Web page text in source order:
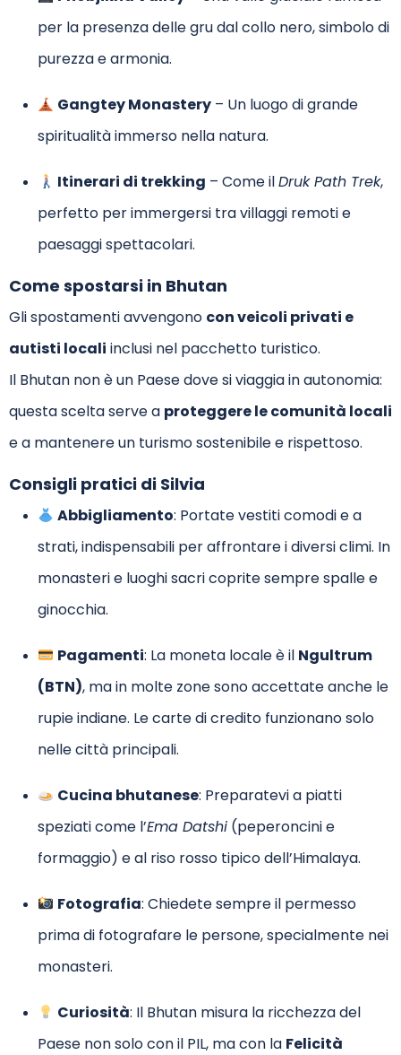
per la presenza delle gru dal collo nero, simbolo di
purezza e armonia.
Gangtey Monastery – Un luogo di grande
spiritualità immerso nella natura.
Itinerari di trekking – Come ilDruk Path Trek,
perfetto per immergersi tra villaggi remoti e
paesaggi spettacolari.
Come spostarsi in Bhutan
Gli spostamenti avvengono con veicoli privati e
autisti locali inclusi nel pacchetto turistico.
Il Bhutan non è un Paese dove si viaggia in autonomia:
questa scelta serve a proteggere le comunità locali
e a mantenere un turismo sostenibile e rispettoso.
Consigli pratici di Silvia
Abbigliamento: Portate vestiti comodi e a
strati, indispensabili per affrontare i diversi climi. In
monasteri e luoghi sacri coprite sempre spalle e
ginocchia.
Pagamenti: La moneta locale è il Ngultrum
(BTN), ma in molte zone sono accettate anche le
rupie indiane. Le carte di credito funzionano solo
nelle città principali.
Cucina bhutanese: Preparatevi a piatti
speziati come l’Ema Datshi (peperoncini e
formaggio) e al riso rosso tipico dell’Himalaya.
Fotografia: Chiedete sempre il permesso
prima di fotografare le persone, specialmente nei
monasteri.
Curiosità: Il Bhutan misura la ricchezza del
Paese non solo con il PIL, ma con la Felicità